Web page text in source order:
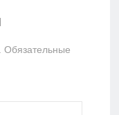
Обязательные